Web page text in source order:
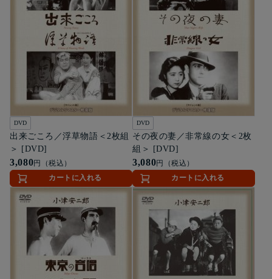
DVD
出来ごころ／浮草物語＜2枚組
＞ [DVD]
3,080円（税込）
カートに入れる
DVD
その夜の妻／非常線の女＜2枚
組＞ [DVD]
3,080円（税込）
カートに入れる